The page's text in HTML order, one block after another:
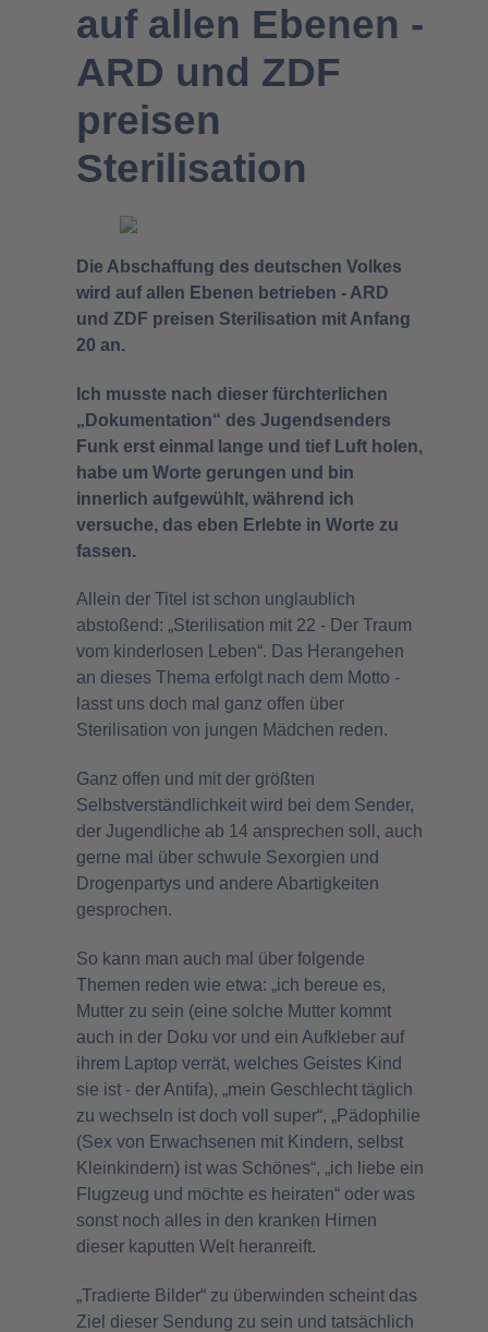
auf allen Ebenen -
ARD und ZDF
preisen
Sterilisation
Die Abschaffung des deutschen Volkes
wird auf allen Ebenen betrieben - ARD
und ZDF preisen Sterilisation mit Anfang
20 an.
Ich musste nach dieser fürchterlichen
„Dokumentation“ des Jugendsenders
Funk erst einmal lange und tief Luft holen,
habe um Worte gerungen und bin
innerlich aufgewühlt, während ich
versuche, das eben Erlebte in Worte zu
fassen.
Allein der Titel ist schon unglaublich
abstoßend: „Sterilisation mit 22 - Der Traum
vom kinderlosen Leben“. Das Herangehen
an dieses Thema erfolgt nach dem Motto -
lasst uns doch mal ganz offen über
Sterilisation von jungen Mädchen reden.
Ganz offen und mit der größten
Selbstverständlichkeit wird bei dem Sender,
der Jugendliche ab 14 ansprechen soll, auch
gerne mal über schwule Sexorgien und
Drogenpartys und andere Abartigkeiten
gesprochen.
So kann man auch mal über folgende
Themen reden wie etwa: „ich bereue es,
Mutter zu sein (eine solche Mutter kommt
auch in der Doku vor und ein Aufkleber auf
ihrem Laptop verrät, welches Geistes Kind
sie ist - der Antifa), „mein Geschlecht täglich
zu wechseln ist doch voll super“, „Pädophilie
(Sex von Erwachsenen mit Kindern, selbst
Kleinkindern) ist was Schönes“, „ich liebe ein
Flugzeug und möchte es heiraten“ oder was
sonst noch alles in den kranken Hirnen
dieser kaputten Welt heranreift.
„Tradierte Bilder“ zu überwinden scheint das
Ziel dieser Sendung zu sein und tatsächlich